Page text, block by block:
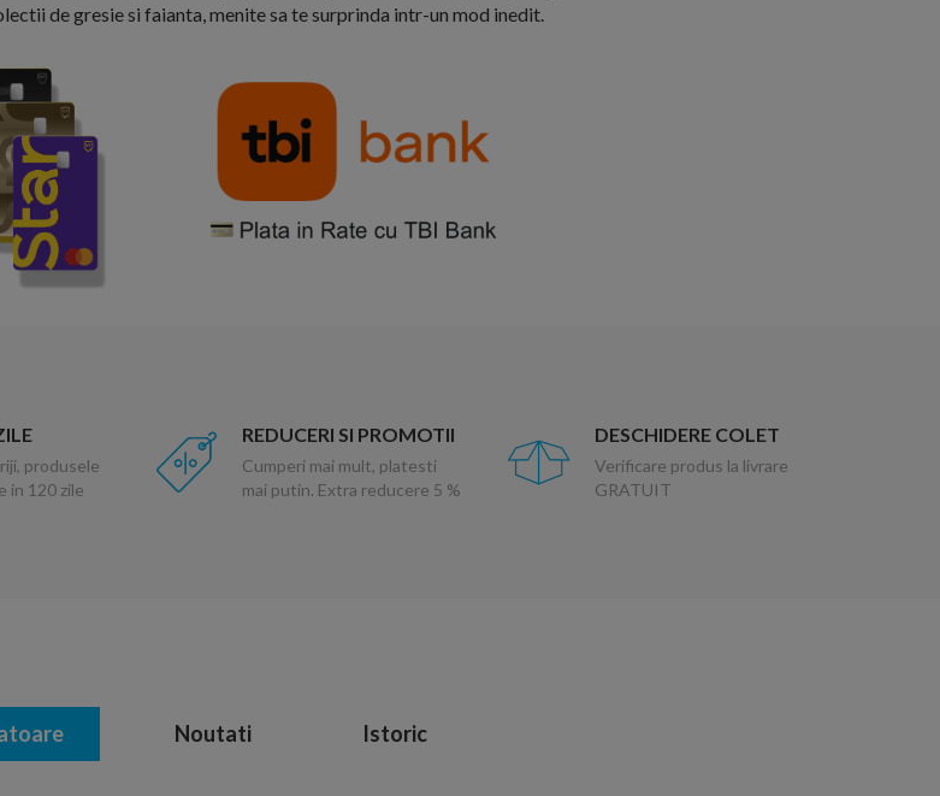
de gresie si faianta, menite sa te surprinda intr-un mod inedit.
produsele
in 120 zile
REDUCERI SI PROMOTII
Cumperi mai mult, platesti
mai putin. Extra reducere 5 %
DESCHIDERE COLET
Verificare produs la livrare
GRATUIT
Noutati Istoric